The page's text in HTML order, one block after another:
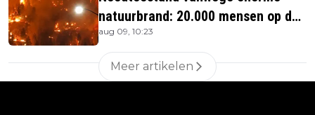
natuurbrand: 20.000 mensen op de
vlucht
aug 09, 10:23
Meer artikelen